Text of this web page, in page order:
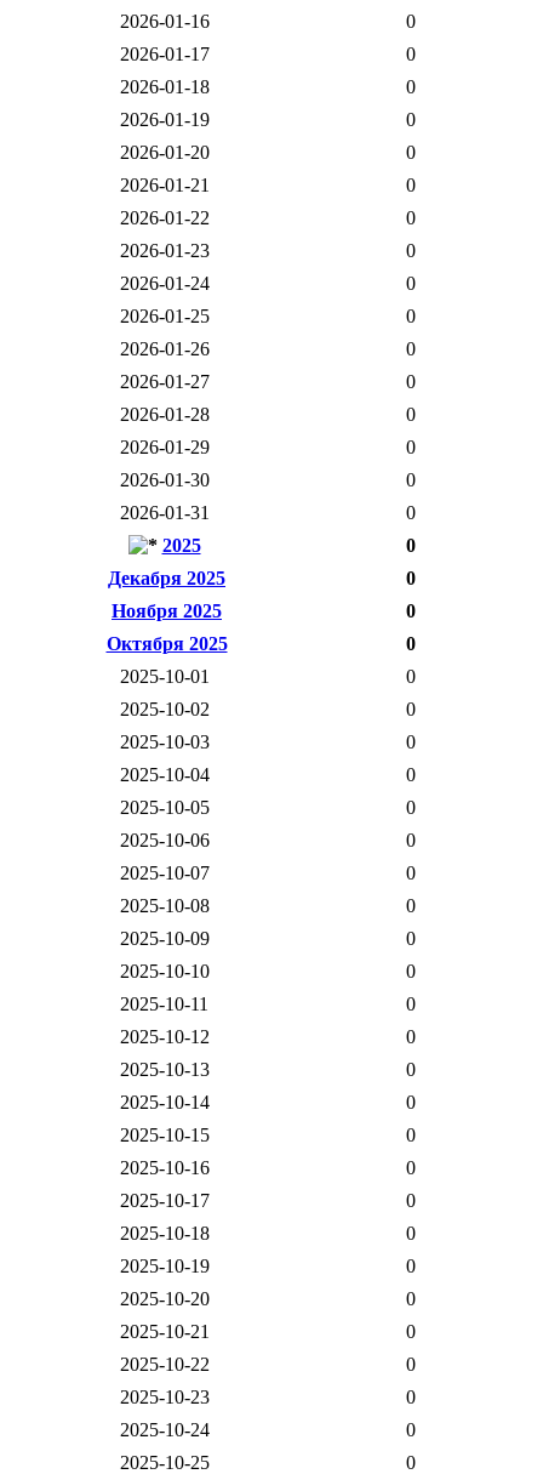
2026-01-16
0
2026-01-17
0
2026-01-18
0
2026-01-19
0
2026-01-20
0
2026-01-21
0
2026-01-22
0
2026-01-23
0
2026-01-24
0
2026-01-25
0
2026-01-26
0
2026-01-27
0
2026-01-28
0
2026-01-29
0
2026-01-30
0
2026-01-31
0
2025
0
Декабря 2025
0
Ноября 2025
0
Октября 2025
0
2025-10-01
0
2025-10-02
0
2025-10-03
0
2025-10-04
0
2025-10-05
0
2025-10-06
0
2025-10-07
0
2025-10-08
0
2025-10-09
0
2025-10-10
0
2025-10-11
0
2025-10-12
0
2025-10-13
0
2025-10-14
0
2025-10-15
0
2025-10-16
0
2025-10-17
0
2025-10-18
0
2025-10-19
0
2025-10-20
0
2025-10-21
0
2025-10-22
0
2025-10-23
0
2025-10-24
0
2025-10-25
0